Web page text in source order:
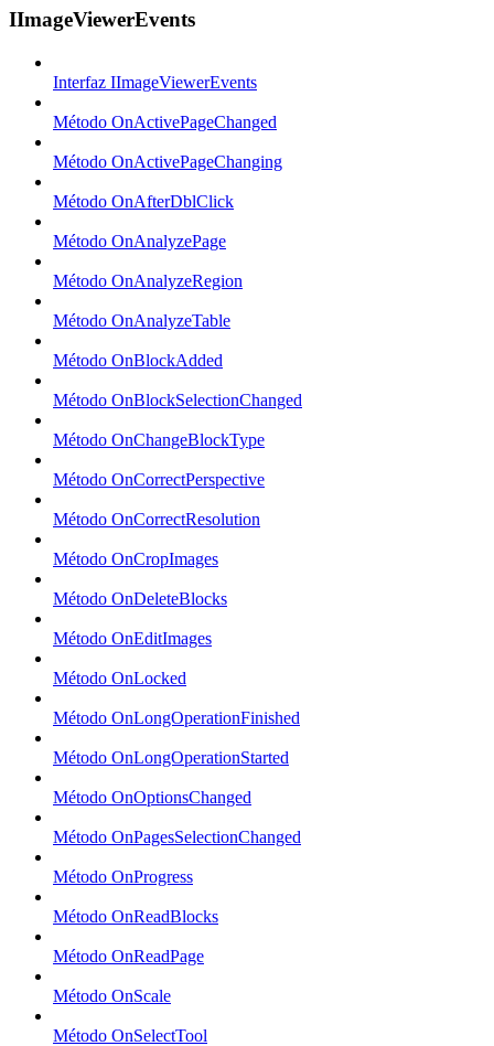
IImageViewerEvents
Interfaz IImageViewerEvents
Método OnActivePageChanged
Método OnActivePageChanging
Método OnAfterDblClick
Método OnAnalyzePage
Método OnAnalyzeRegion
Método OnAnalyzeTable
Método OnBlockAdded
Método OnBlockSelectionChanged
Método OnChangeBlockType
Método OnCorrectPerspective
Método OnCorrectResolution
Método OnCropImages
Método OnDeleteBlocks
Método OnEditImages
Método OnLocked
Método OnLongOperationFinished
Método OnLongOperationStarted
Método OnOptionsChanged
Método OnPagesSelectionChanged
Método OnProgress
Método OnReadBlocks
Método OnReadPage
Método OnScale
Método OnSelectTool